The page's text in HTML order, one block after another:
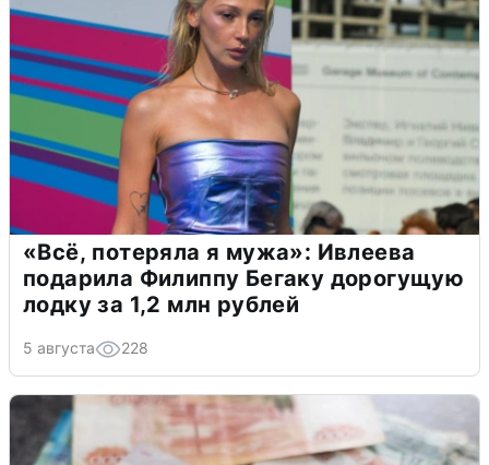
«Всё, потеряла я мужа»: Ивлеева
подарила Филиппу Бегаку дорогущую
лодку за 1,2 млн рублей
5 августа 228